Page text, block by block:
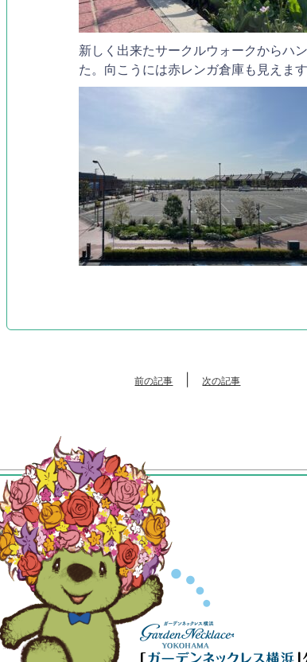
新しく出来たサークルウォークからハ
た。向こうには赤レンガ倉庫も見えます
前の記事 次の記事